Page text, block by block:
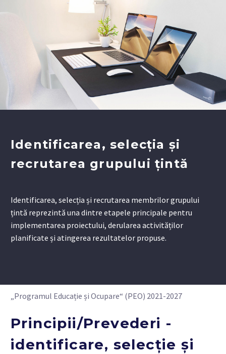
Identificarea, selecția și
recrutarea grupului țintă
Identificarea, selecția și recrutarea membrilor grupului
țintă reprezintă una dintre etapele principale pentru
implementarea proiectului, derularea activităților
planificate și atingerea rezultatelor propuse.
„Programul Educație și Ocupare“ (PEO) 2021-2027
Principii/Prevederi -
identificare, selecție și